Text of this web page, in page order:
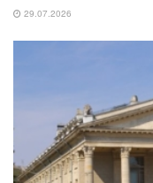
29.07.2026